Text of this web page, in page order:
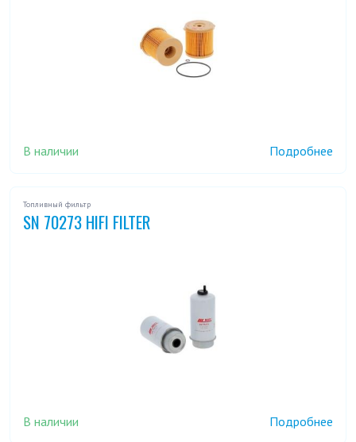
В наличии Подробнее
Топливный фильтр
SN 70273 HIFI FILTER
В наличии Подробнее